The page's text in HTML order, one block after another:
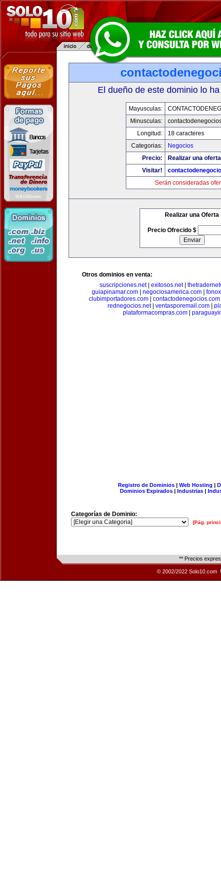
El dueño de este dominio lo
Mayusculas:
Minusculas:
Longitud:
18 caracteres
Categorias:
Negocios
Precio:
Realizar una
Visitar!
Serán consideradas
Realizar una Oferta
Precio Ofrecido $
Otros dominios en venta:
suscripciones.net| exitosos.net|
guiapinamar.com
negociosamerica.com
clubimportadores.com
contactodenegocios.com
rednegocios.net| ventasporemail.com
plataformacompras.com|
Registro de Dominios| Web Hosting |
Dominios Expirados | Industrias |
Categorías de Dominio:
[Pág.
** Precios
© 2002/2022 Solo10.com